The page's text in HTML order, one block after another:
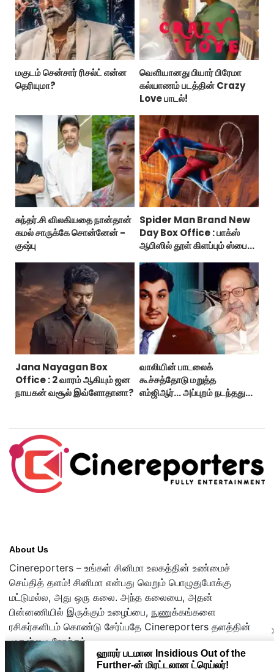
மகுடம் சென்சார் ரிசல்ட் என்ன
தெரியுமா?
வெளியானது பியார் பிரேமா
கல்யாணம் படத்தின் Crazy
Love பாடல்!
சுந்தர்.சி விலகியதை நான்தான்
கமல் சாருக்கே சொன்னேன் -
குஷ்பு
Spider Man Brand New
Day Box Office : பாக்ஸ்
ஆபிஸில் தூள் கிளப்பும் ஸ்பைடர்
Jana Nayagan Box
Office : 2 வாரம் ஆகியும் ஜன
நாயகன் வசூல் இவ்ளோதானா?
வாலியின் பாடலைக்
கூச்சத்தோடு மறுத்த
எம்ஜிஆர்... அப்புறம் நடந்தது
About Us
Cinereporters – உங்கள் சினிமா உலகத்தின் உண்மைச்
செய்தித் தளம்! சினிமா என்பது வெறும் பொழுதுபோக்கு
மட்டுமல்ல, அது ஒரு கலை. அந்த கலையை, அதன்
பின்னணியில் இருக்கும் உழைப்பை, நுணுக்கங்களை
ரசிகர்களிடம் கொண்டு சேர்ப்பதே Cinereporters தளத்தின்
முதன்மை நோக்கம்.